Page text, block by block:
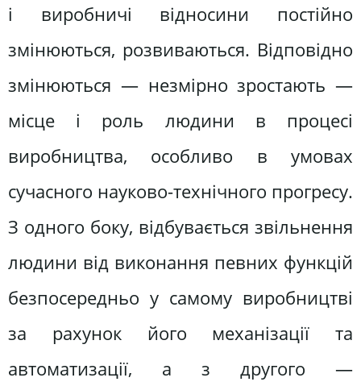
і виробничі відносини постійно
змінюються, розвиваються. Відповідно
змінюються — незмірно зростають —
місце і роль людини в процесі
виробництва, особливо в умовах
сучасного науково-технічного прогресу.
З одного боку, відбувається звільнення
людини від виконання певних функцій
безпосередньо у самому виробництві
за рахунок його механізації та
автоматизації, а з другого —